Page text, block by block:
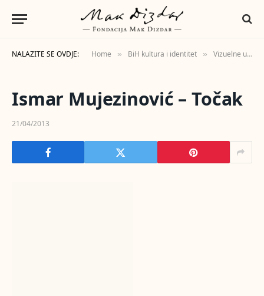
NALAZITE SE OVDJE: Home » BiH kultura i identitet » Vizuelne umjetnosti
Ismar Mujezinović – Točak
21/04/2013